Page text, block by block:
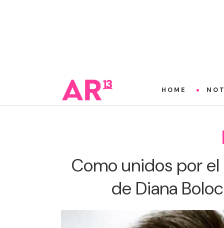
HOME
Como unidos por
de Diana